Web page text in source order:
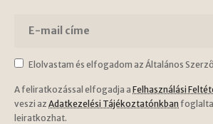
Elolvastam és elfogadom az Általános
A feliratkozással elfogadja a Felhasználási
veszi az Adatkezelési Tájékoztatónkban
leiratkozhat.